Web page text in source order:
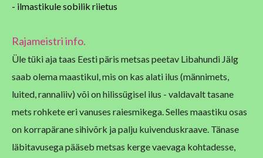
- ilmastikule sobilik riietus
Rajameistri info.
Üle tüki aja taas Eesti päris metsas peetav Libahundi Jälg
saab olemamaastikul, mis on kas alati ilus (männimets,
luited, rannaliiv) või onhilissügisel ilus - valdavalt tasane
mets rohkete eri vanuses raiesmikega. Selles maastiku osas
on korrapärane sihivõrk ja palju kuivenduskraave. Tänase
läbitavusega pääseb metsas kerge vaevaga kohtadesse,